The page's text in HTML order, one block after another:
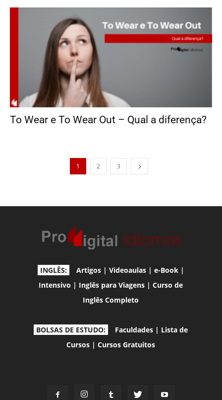
To Wear e To Wear Out – Qual a diferença?
1 2 3
INGLÊS: Artigos| Videoaulas| e-Book|
Intensivo | Inglês para Viagens |Curso de
Inglês Completo
BOLSAS DE ESTUDO: Faculdades | Lista de
Cursos |Cursos Gratuitos